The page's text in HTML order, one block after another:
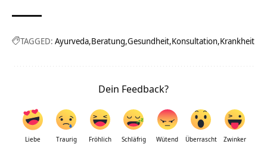
TAGGED: Ayurveda Beratung Gesundheit Konsultation Krankheit
Dein Feedback?
Liebe Traurig Fröhlich Schläfrig Wütend Überrascht Zwinker